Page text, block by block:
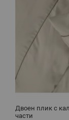
Двоен плик с
части